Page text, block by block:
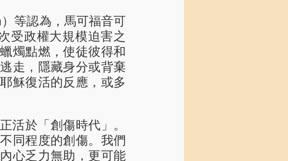
等認為，馬可福音可
受政權大規模迫害之
燭點燃，使徒彼得和
走，隱藏身分或背棄
穌復活的反應，或多
活於「創傷時代」。
同程度的創傷。我們
心乏力無助，更可能